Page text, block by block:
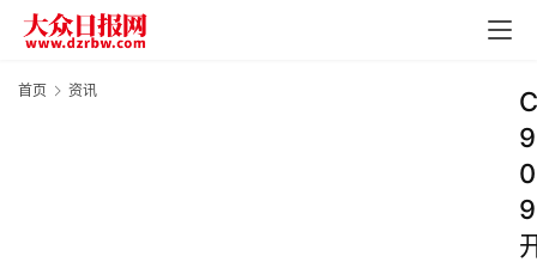
首页 资讯
C
9
0
9